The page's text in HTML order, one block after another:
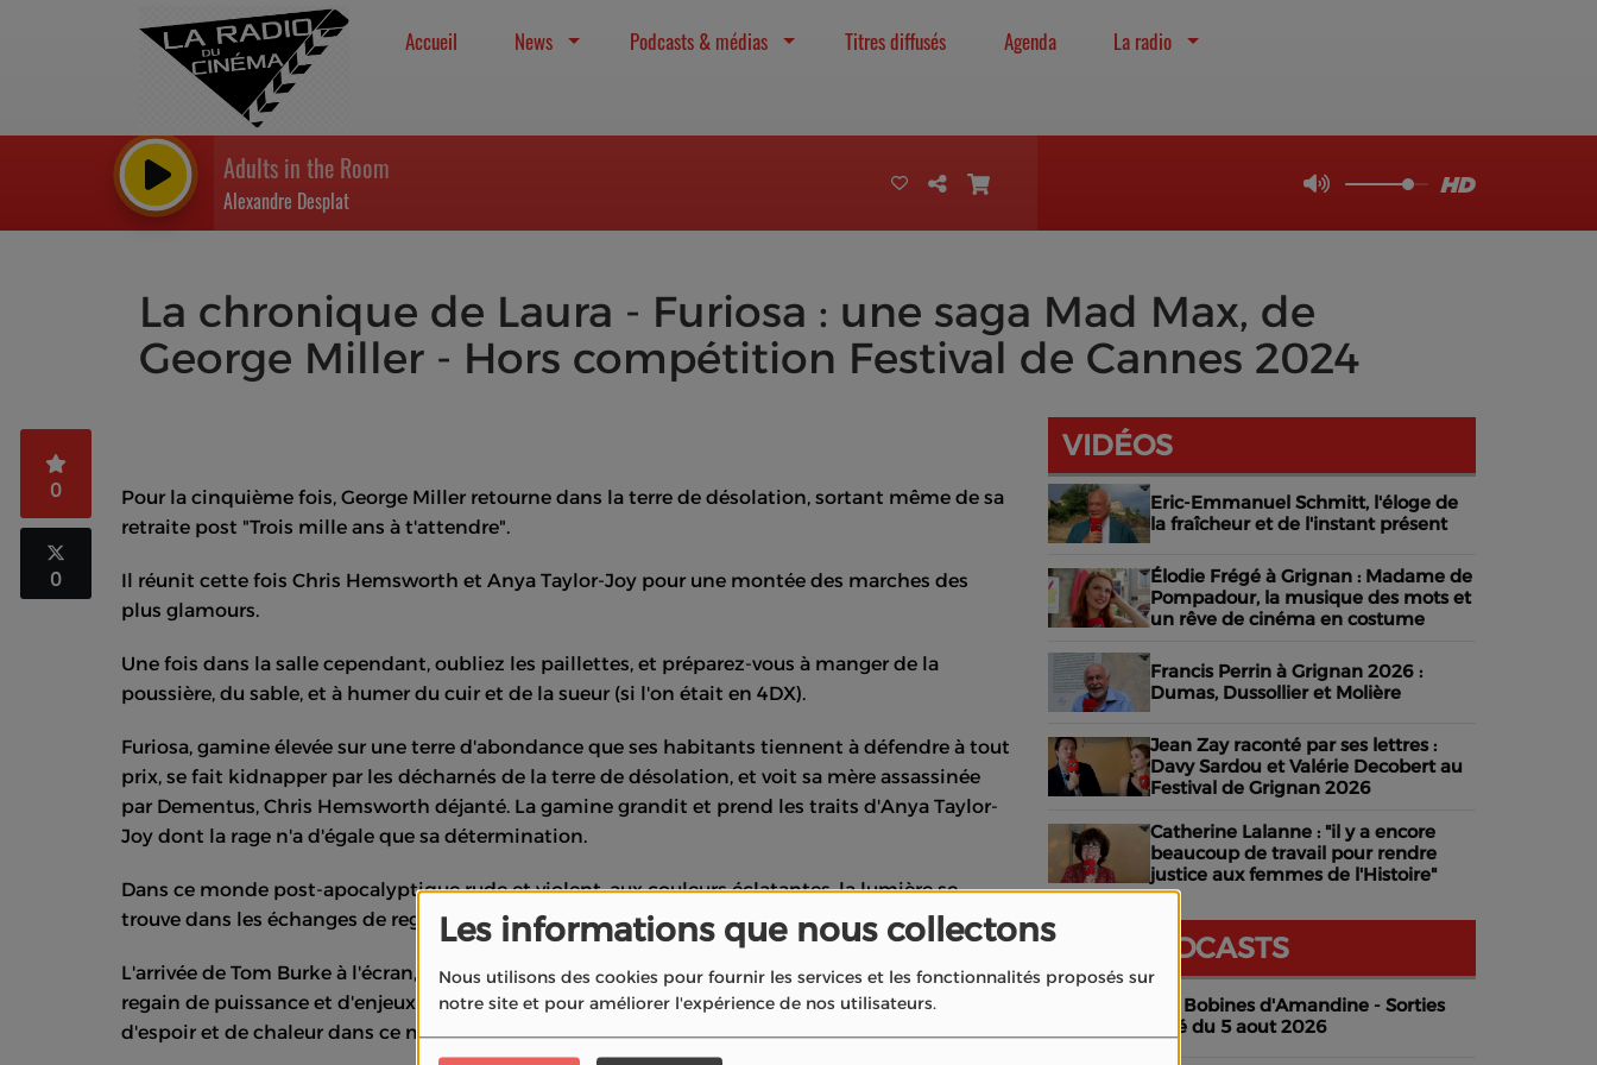
Les informations que nous collectons
Nous utilisons des cookies pour fournir les services et les fonctionnalités proposés sur
notre site et pour améliorer l'expérience de nos utilisateurs.
Accueil News Podcasts & médias Titres diffusés Agenda La radio
Adults in the Room
Alexandre Desplat
La chronique de Laura - Furiosa : une saga Mad Max, de
George Miller - Hors compétition Festival de Cannes 2024
0
0
Pour la cinquième fois, George Miller retourne dans la terre de désolation, sortant même de sa
retraite post "Trois mille ans à t'attendre".
Il réunit cette fois Chris Hemsworth et Anya Taylor-Joy pour une montée des marches des
plus glamours.
Une fois dans la salle cependant, oubliez les paillettes, et préparez-vous à manger de la
poussière, du sable, et à humer du cuir et de la sueur (si l'on était en 4DX).
Furiosa, gamine élevée sur une terre d'abondance que ses habitants tiennent à défendre à tout
prix, se fait kidnapper par les décharnés de la terre de désolation, et voit sa mère assassinée
par Dementus, Chris Hemsworth déjanté. La gamine grandit et prend les traits d'Anya Taylor-
Joy dont la rage n'a d'égale que sa détermination.
Dans ce monde post-apocalyptique rude et violent, aux couleurs éclatantes, la lumière se
trouve dans les échanges de regard d'une puissance toute particulière entre les personnages.
L'arrivée de Tom Burke à l'écran, incarnant un Prétorien Jack taiseux et intense, donne un
regain de puissance et d'enjeux au film. L'alchimie entre les deux comédiens met un peu
d'espoir et de chaleur dans ce monde tourmenté.
VIDÉOS
Eric-Emmanuel Schmitt, l'éloge de
la fraîcheur et de l'instant présent
Élodie Frégé à Grignan : Madame de
Pompadour, la musique des mots et
un rêve de cinéma en costume
Francis Perrin à Grignan 2026 :
Dumas, Dussollier et Molière
Jean Zay raconté par ses lettres :
Davy Sardou et Valérie Decobert au
Festival de Grignan 2026
Catherine Lalanne : "il y a encore
beaucoup de travail pour rendre
justice aux femmes de l'Histoire"
NOS PODCASTS
Les Bobines d'Amandine - Sorties
ciné du 5 aout 2026